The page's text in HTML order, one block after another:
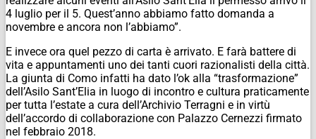
4 luglio per il 5. Quest’anno abbiamo fatto domanda a
novembre e ancora non l’abbiamo”.
E invece ora quel pezzo di carta è arrivato. E farà battere di
vita e appuntamenti uno dei tanti cuori razionalisti della città.
La giunta di Como infatti ha dato l’ok alla “trasformazione”
dell’Asilo Sant’Elia in luogo di incontro e cultura praticamente
per tutta l’estate a cura dell’Archivio Terragni e in virtù
dell’accordo di collaborazione con Palazzo Cernezzi firmato
nel febbraio 2018.